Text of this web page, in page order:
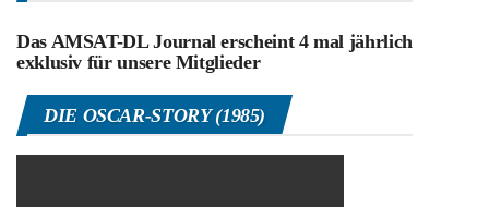
Das AMSAT-DL Journal erscheint 4 mal jährlich
exklusiv für unsere Mitglieder
DIE OSCAR-STORY (1985)